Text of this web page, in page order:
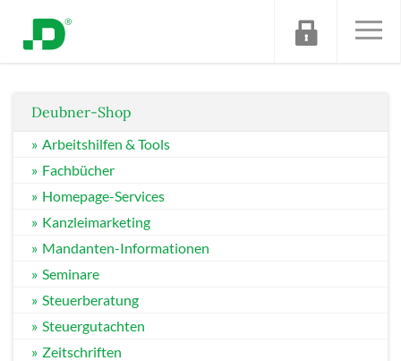
Deubner-Shop
Arbeitshilfen & Tools
Fachbücher
Homepage-Services
Kanzleimarketing
Mandanten-Informationen
Seminare
Steuerberatung
Steuergutachten
Zeitschriften